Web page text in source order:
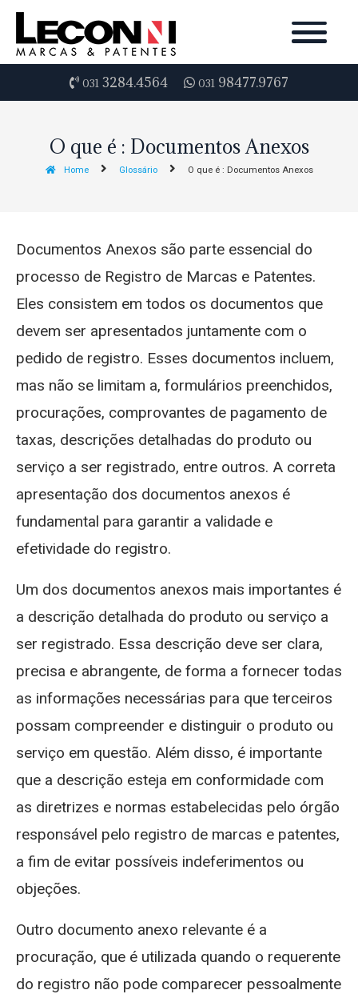
031 3284.4564 031 98477.9767
O que é : Documentos Anexos
Home Glossário O que é : Documentos Anexos
Documentos Anexos são parte essencial do
processo de Registro de Marcas e Patentes.
Eles consistem em todos os documentos que
devem ser apresentados juntamente com o
pedido de registro. Esses documentos incluem,
mas não se limitam a, formulários preenchidos,
procurações, comprovantes de pagamento de
taxas, descrições detalhadas do produto ou
serviço a ser registrado, entre outros. A correta
apresentação dos documentos anexos é
fundamental para garantir a validade e
efetividade do registro.
Um dos documentos anexos mais importantes é
a descrição detalhada do produto ou serviço a
ser registrado. Essa descrição deve ser clara,
precisa e abrangente, de forma a fornecer todas
as informações necessárias para que terceiros
possam compreender e distinguir o produto ou
serviço em questão. Além disso, é importante
que a descrição esteja em conformidade com
as diretrizes e normas estabelecidas pelo órgão
responsável pelo registro de marcas e patentes,
a fim de evitar possíveis indeferimentos ou
objeções.
Outro documento anexo relevante é a
procuração, que é utilizada quando o requerente
do registro não pode comparecer pessoalmente